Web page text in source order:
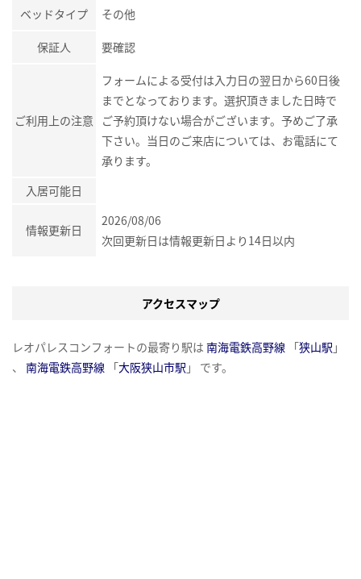
ベッドタイプ
その他
保証人 要確認
ご利用上の注意
フォームによる受付は入力日の翌日から60日後
までとなっております。選択頂きました日時で
ご予約頂けない場合がございます。予めご了承
下さい。当日のご来店については、お電話にて
承ります。
入居可能日
情報更新日
2026/08/06
次回更新日は情報更新日より14日以内
アクセスマップ
レオパレスコンフォートの最寄り駅は 南海電鉄高野線 「狭山駅 」
、 南海電鉄高野線 「大阪狭山市駅 」 です。